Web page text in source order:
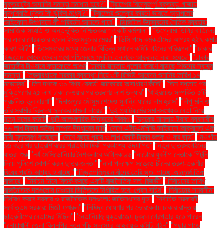
যুক্তরাষ্ট্রে আদানির সমস্যা সমাধান হবে?" "ট্রাম্পের বিদ্বেষপূর্ণ বক্তব্য: গাজায়
যুদ্ধবিরতি চুক্তি কি ঝুঁকির মধ্যে?" "ট্রাম্পের শুল্কের কারণে ভারতে অ্যাপলের
আইফোন উৎপাদনে কী পরিবর্তন আসতে পারে" "ডিজিটাল উদ্ভাবনের নৈতিক ব্যবহার:
সামাজিক সংহতি ও অন্তর্ভুক্তি নিশ্চিতকরণে একটি কর্মশালা" "ডিপ্লোমা ডিগ্রি বাতিলের
পর এবার গ্রেফতার হলেন ইস্তাম্বুলের মেয়র" "ডিসি পদে কর্মকর্তাদের আগ্রহ হঠাৎ কমার
কারণ কী?" "ডিসেম্বরের মধ্যে জেলার বিভিন্ন স্থানে কমিটি গঠনের পরিকল্পনা" "ঢাকার
ইজতেমা থেকে ফেরার পথে পশ্চিমবঙ্গে মুসলিম তরুণকে আক্রান্ত করা হয়েছে" "ঢাকার
জাহাঙ্গীর টাওয়ারে ক্যাফেতে আগুন "ঢাকার রাস্তায় ধুলোর কারণে বাড়ছে শিশুদের স্বাস্থ্য
সমস্যা" "তত্ত্বাবধায়ক সরকার ব্যবস্থা নিয়ে ৩টি রিভিউ আবেদন শুনানির তারিখ ১৭
নভেম্বর" "তিন দশকে ৩০ বিশ্ব রেকর্ড: জাকেরের অসাধারণ কীর্তি" "তিন সপ্তাহ পর
মুক্তিপণের ২৫ লাখ টাকা দেওয়ার পর তরুণের লাশ উদ্ধার" "থাইরয়েড সম্পর্কিত ৫টি
প্রচলিত ভুল ধারণা" "দিনাজপুরে মৌসুম শেষেও সুগন্ধি ধানের দাম হ্রাস" "দীপু মনি ও
তাঁর স্বামীর বিরুদ্ধে দুদকের মামলা দায়ের" "দুই প্ল্যাটফর্মের সমানসংখ্যক নেতা নিয়ে
নতুন দলের কমিটি "দুটি আলংকারিক উদ্ভিদের বিবরণ" "দুদকের মামলায় ইয়াবা ব্যবসায়ীর
৭৬ লাখ টাকার অবৈধ সম্পদ উদ্ধারের দাবি "দেশে এইচএমপিভি ভাইরাসে আক্রান্ত এক
নারী মৃত্যুবরণ করেছেন "দেশে বছরে প্রায় ৩ লাখ কোটি টাকার শুল্ক ও কর ছাড়" "নওগাঁয়
১৬ বছর পর ছাত্রশিবিরের প্রতিষ্ঠাবার্ষিকী প্রকাশ্যে উদযাপিত" "নতুন ছাত্রসংগঠনের
যাত্রা শুরু "নর্থ মেসিডোনিয়ার নৈশক্লাবে অগ্নিকাণ্ড "নাটোরে যুবলীগ নেতাকে পিটুনি
দিয়ে পুলিশে সোপর্দ করল ছাত্র-জনতা" "নানা পদক্ষেপ সত্ত্বেও চীনের তরুণ-তরুণীরা
বিয়ের প্রতি আগ্রহ হারাচ্ছে" "নিভৃতপল্লির নারীদের তৈরি জুতা পাচ্ছে আন্তর্জাতিক
বাজারে" "নির্বাচন নিয়ে বিতর্ক করছে একটি রাজনৈতিক দল: রিজভী" "নির্বাচনের তারিখ
রাজনৈতিক দলগুলোর চাওয়ার ভিত্তিতে নির্ধারিত হবে: প্রেস সচিব" "নির্বাচনের সময়সীমা
নির্ধারণ করবে সরকার ও রাজনৈতিক দলগুলো: জাতিসংঘের দূত" "নির্বাচিত সরকারই
সর্বোত্তম সরকার: মির্জা ফখরুল" "নিষিদ্ধ ঘোষণার পর ভোরবেলায় ঢাকার রাস্তায়
ছাত্রলীগের নেতাদের মিছিল" "নেতানিয়াহু যুক্তরাজ্যে ঢুকলে গ্রেপ্তার হতে পারেন
"নোয়াখালী জেলা বিএনপির নতুন পাঁচ সদস্যের আহ্বায়ক কমিটি গঠন" "পদ্মার পাড়ে